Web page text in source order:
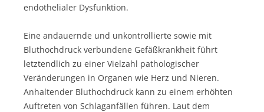
endothelialer Dysfunktion.
Eine andauernde und unkontrollierte sowie mit
Bluthochdruck verbundene Gefäßkrankheit führt
letztendlich zu einer Vielzahl pathologischer
Veränderungen in Organen wie Herz und Nieren.
Anhaltender Bluthochdruck kann zu einem erhöhten
Auftreten von Schlaganfällen führen. Laut dem